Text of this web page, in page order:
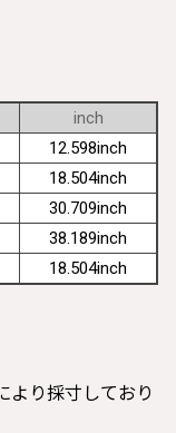
inch
12.598inch
18.504inch
30.709inch
38.189inch
18.504inch
り採寸しており